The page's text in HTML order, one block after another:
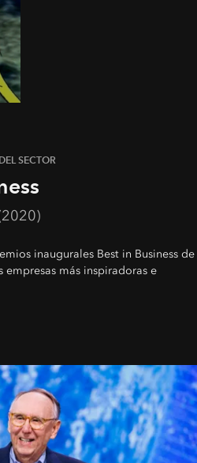
SECTOR
inaugurales Best in Business de
empresas más inspiradoras e